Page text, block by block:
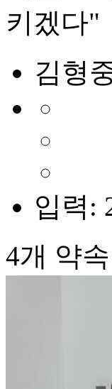
키겠다"
김형
입력:
4개 약